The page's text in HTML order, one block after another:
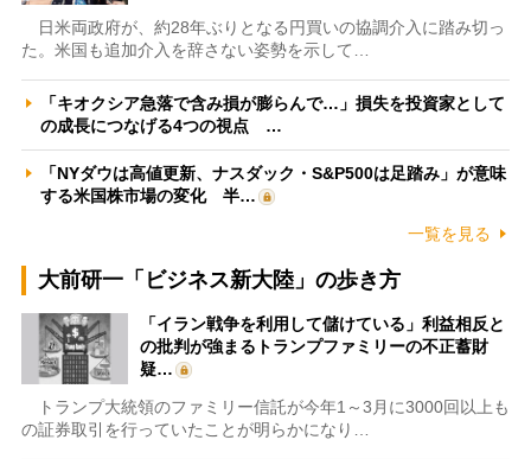
日米両政府が、約28年ぶりとなる円買いの協調介入に踏み切っ
た。米国も追加介入を辞さない姿勢を示して…
「キオクシア急落で含み損が膨らんで…」損失を投資家として
の成長につなげる4つの視点 …
「NYダウは高値更新、ナスダック・S&P500は足踏み」が意味
する米国株市場の変化 半…
一覧を見る
大前研一「ビジネス新大陸」の歩き方
「イラン戦争を利用して儲けている」利益相反と
の批判が強まるトランプファミリーの不正蓄財
疑…
トランプ大統領のファミリー信託が今年1～3月に3000回以上も
の証券取引を行っていたことが明らかになり…